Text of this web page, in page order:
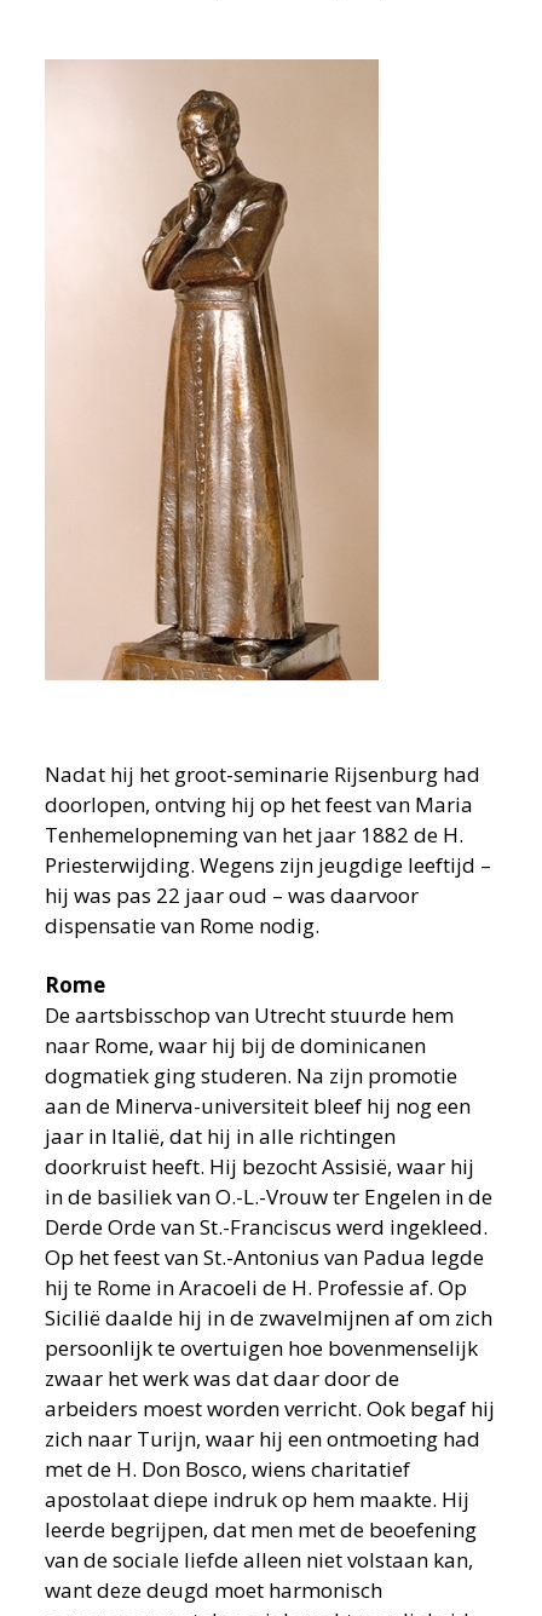
Nadat hij het groot-seminarie Rijsenburg had
doorlopen, ontving hij op het feest van Maria
Tenhemelopneming van het jaar 1882 de H.
Priesterwijding. Wegens zijn jeugdige leeftijd –
hij was pas 22 jaar oud – was daarvoor
dispensatie van Rome nodig.
Rome
De aartsbisschop van Utrecht stuurde hem
naar Rome, waar hij bij de dominicanen
dogmatiek ging studeren. Na zijn promotie
aan de Minerva-universiteit bleef hij nog een
jaar in Italië, dat hij in alle richtingen
doorkruist heeft. Hij bezocht Assisië, waar hij
in de basiliek van O.-L.-Vrouw ter Engelen in de
Derde Orde van St.-Franciscus werd ingekleed.
Op het feest van St.-Antonius van Padua legde
hij te Rome in Aracoeli de H. Professie af. Op
Sicilië daalde hij in de zwavelmijnen af om zich
persoonlijk te overtuigen hoe bovenmenselijk
zwaar het werk was dat daar door de
arbeiders moest worden verricht. Ook begaf hij
zich naar Turijn, waar hij een ontmoeting had
met de H. Don Bosco, wiens charitatief
apostolaat diepe indruk op hem maakte. Hij
leerde begrijpen, dat men met de beoefening
van de sociale liefde alleen niet volstaan kan,
want deze deugd moet harmonisch